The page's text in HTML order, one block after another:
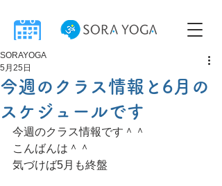
今週のクラス情報と6月の
スケジュールです
SORAYOGA
5月25日
今週のクラス情報です＾＾
こんばんは＾＾
気づけば5月も終盤